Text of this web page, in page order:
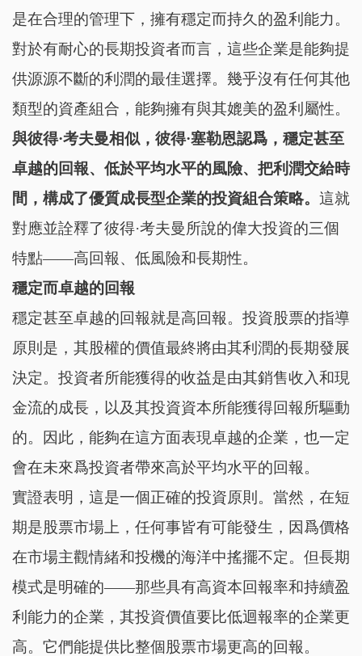
是在合理的管理下，擁有穩定而持久的盈利能力。
對於有耐心的長期投資者而言，這些企業是能夠提
供源源不斷的利潤的最佳選擇。幾乎沒有任何其他
類型的資產組合，能夠擁有與其媲美的盈利屬性。
與彼得·考夫曼相似，彼得·塞勒恩認爲，穩定甚至
卓越的回報、低於平均水平的風險、把利潤交給時
間，構成了優質成長型企業的投資組合策略。 這就
對應並詮釋了彼得·考夫曼所說的偉大投資的三個
特點——高回報、低風險和長期性。
穩定而卓越的回報
穩定甚至卓越的回報就是高回報。投資股票的指導
原則是，其股權的價值最終將由其利潤的長期發展
決定。投資者所能獲得的收益是由其銷售收入和現
金流的成長，以及其投資資本所能獲得回報所驅動
的。因此，能夠在這方面表現卓越的企業，也一定
會在未來爲投資者帶來高於平均水平的回報。
實證表明，這是一個正確的投資原則。當然，在短
期是股票市場上，任何事皆有可能發生，因爲價格
在市場主觀情緒和投機的海洋中搖擺不定。但長期
模式是明確的——那些具有高資本回報率和持續盈
利能力的企業，其投資價值要比低迴報率的企業更
高。它們能提供比整個股票市場更高的回報。